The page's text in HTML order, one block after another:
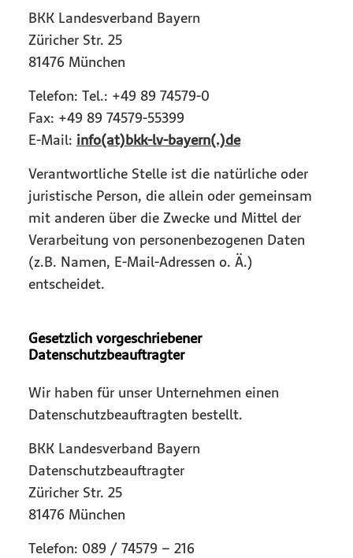
BKK Landesverband Bayern
Züricher Str. 25
81476 München
Telefon: Tel.: +49 89 74579-0
Fax: +49 89 74579-55399
E-Mail: info(at)bkk-lv-bayern(.)de
Verantwortliche Stelle ist die natürliche oder
juristische Person, die allein oder gemeinsam
mit anderen über die Zwecke und Mittel der
Verarbeitung von personenbezogenen Daten
(z.B. Namen, E-Mail-Adressen o. Ä.)
entscheidet.
Gesetzlich vorgeschriebener
Datenschutzbeauftragter
Wir haben für unser Unternehmen einen
Datenschutzbeauftragten bestellt.
BKK Landesverband Bayern
Datenschutzbeauftragter
Züricher Str. 25
81476 München
Telefon: 089 / 74579 – 216